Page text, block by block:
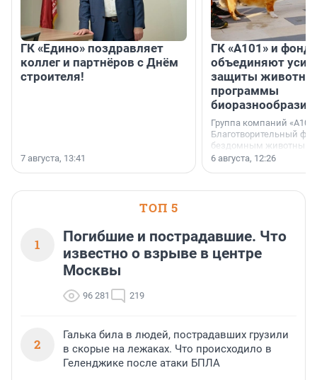
ГК «Едино» поздравляет
коллег и партнёров с Днём
строителя!
7 августа, 13:41
ГК «А101» и фонд
объединяют
защиты
программы
биоразнообразия
Группа компаний
Благотворительный
бездомным животным
заключили соглашение
6 августа, 12:26
ТОП 5
1
Погибшие и пострадавшие. Что
известно о взрыве в центре
Москвы
96 281 219
2
Галька била в людей, пострадавших грузили
в скорые на лежаках. Что происходило в
Геленджике после атаки БПЛА